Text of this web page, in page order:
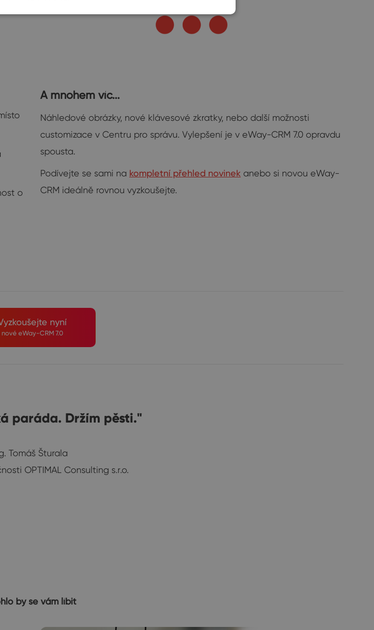
o
A mnohem víc...
Náhledové obrázky, nové klávesové zkratky, nebo další možnosti
customizace v Centru pro správu. Vylepšení je v eWay-CRM 7.0 opravdu
spousta.
Podívejte se sami na kompletní přehled novinek anebo si novou eWay-
CRM ideálně rovnou vyzkoušejte.
nyní
nové eWay-CRM 7.0
paráda. Držím pěsti."
Tomáš Šturala
OPTIMAL Consulting s.r.o.
by se vám líbit